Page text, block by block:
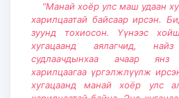
“Манай хоёр улс маш удаан
харилцаатай байсаар ирсэн.
зуунд тохиосон. Үүнээс
хугацаанд аялагчид,
судлаачдынхаа ачаар
харилцаагаа үргэлжлүүлж
хугацаанд манай хоёр улс